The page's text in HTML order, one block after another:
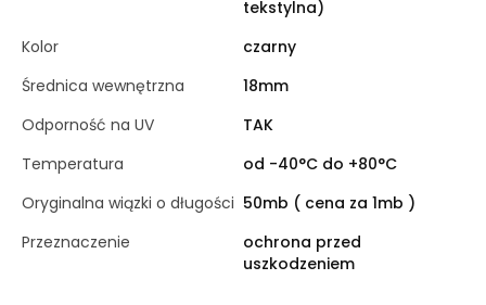
tekstylna)
Kolor
czarny
Średnica wewnętrzna
18mm
Odporność na UV
TAK
Temperatura
od -40°C do +80°C
Oryginalna wiązki o długości 50mb ( cena za 1mb )
Przeznaczenie
ochrona przed
uszkodzeniem